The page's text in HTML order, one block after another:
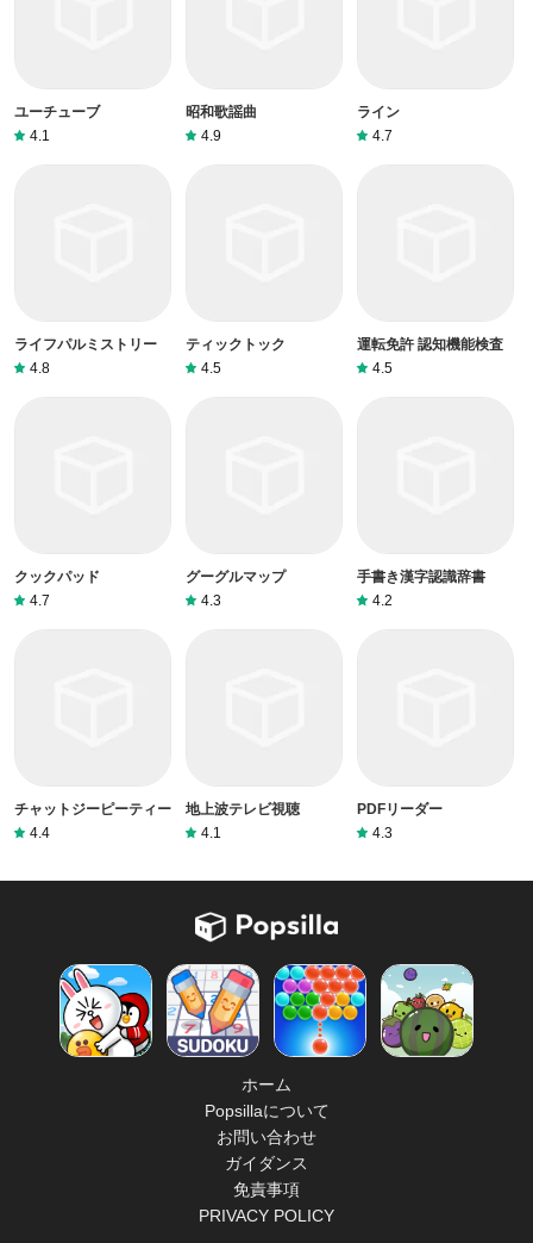
ユーチューブ
4.1
昭和歌謡曲
4.9
ライン
4.7
ライフパルミストリー
4.8
ティックトック
4.5
運転免許 認知機能検査
4.5
クックパッド
4.7
グーグルマップ
4.3
手書き漢字認識辞書
4.2
チャットジーピーティー
4.4
地上波テレビ視聴
4.1
PDFリーダー
4.3
ホーム
Popsillaについて
お問い合わせ
ガイダンス
免責事項
PRIVACY POLICY